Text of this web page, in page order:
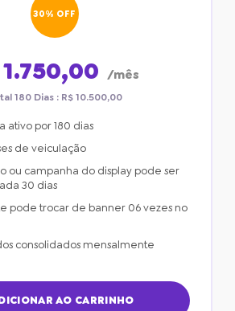
30% OFF
1.750,00 /mês
180 Dias : R$ 10.500,00
ativo por 180 dias
de veiculação
ou campanha do display pode ser
30 dias
pode trocar de banner 06 vezes no
consolidados mensalmente
AO CARRINHO